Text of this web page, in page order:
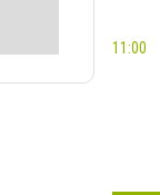
11:00